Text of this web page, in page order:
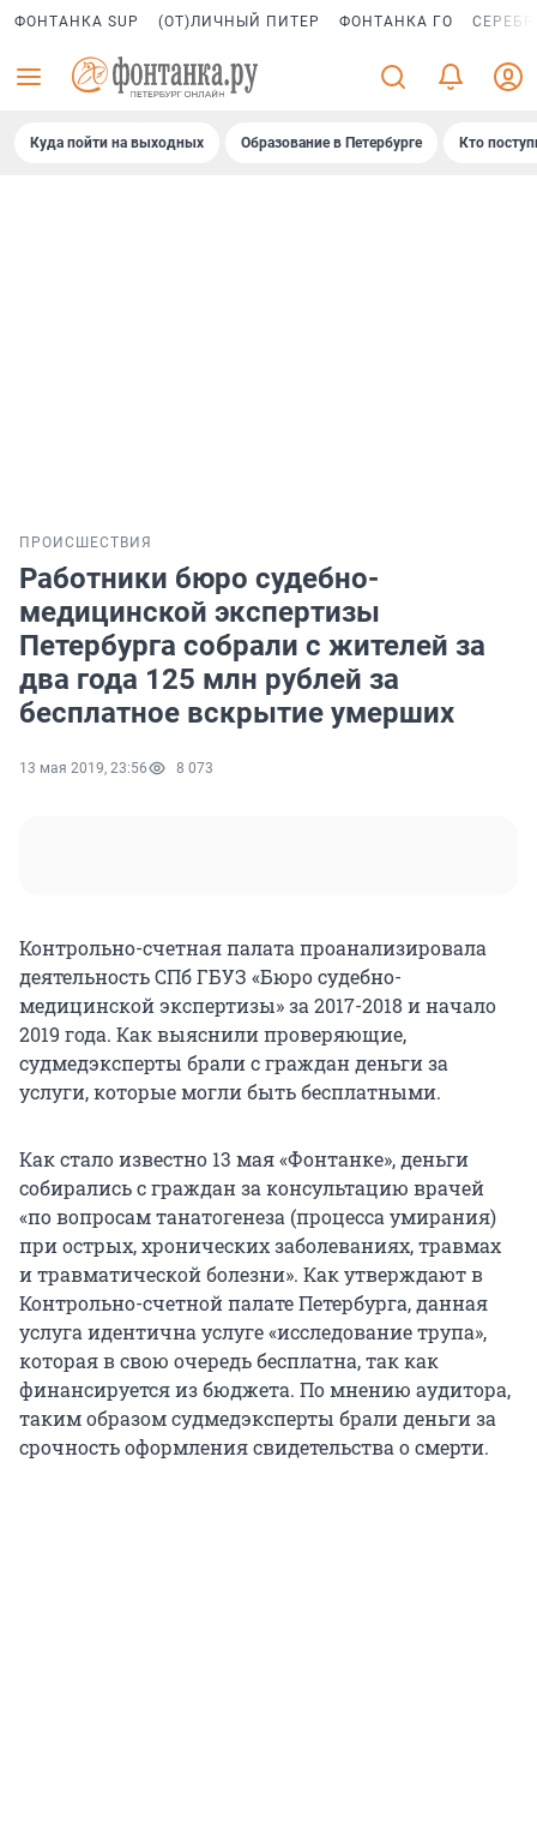
ФОНТАНКА SUP (ОТ)ЛИЧНЫЙ ПИТЕР ФОНТАНКА ГО
Куда пойти на выходных Образование в Петербурге Кто
ПРОИСШЕСТВИЯ
Работники бюро судебно-
медицинской экспертизы
Петербурга собрали с жителей за
два года 125 млн рублей за
бесплатное вскрытие умерших
13 мая 2019, 23:56 8 073
Контрольно-счетная палата проанализировала
деятельность СПб ГБУЗ «Бюро судебно-
медицинской экспертизы» за 2017-2018 и начало
2019 года. Как выяснили проверяющие,
судмедэксперты брали с граждан деньги за
услуги, которые могли быть бесплатными.
Как стало известно 13 мая «Фонтанке», деньги
собирались с граждан за консультацию врачей
«по вопросам танатогенеза (процесса умирания)
при острых, хронических заболеваниях, травмах
и травматической болезни». Как утверждают в
Контрольно-счетной палате Петербурга, данная
услуга идентична услуге «исследование трупа»,
которая в свою очередь бесплатна, так как
финансируется из бюджета. По мнению аудитора,
таким образом судмедэксперты брали деньги за
срочность оформления свидетельства о смерти.